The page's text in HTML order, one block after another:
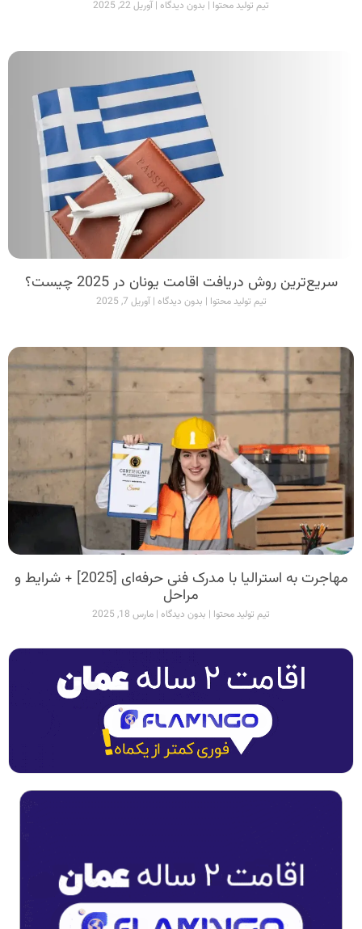
تیم تولید محتوا بدون دیدگاه آوریل 22, 2025
سریع‌ترین روش دریافت اقامت یونان در 2025 چیست؟
تیم تولید محتوا بدون دیدگاه آوریل 7, 2025
مهاجرت به استرالیا با مدرک فنی حرفه‌ای [2025] + شرایط و
مراحل
تیم تولید محتوا بدون دیدگاه مارس 18, 2025